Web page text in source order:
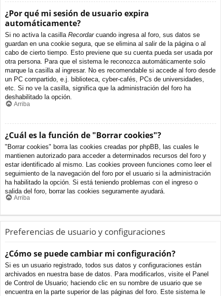
¿Por qué mi sesión de usuario expira
automáticamente?
Si no activa la casilla Recordarcuando ingresa al foro, sus datos se
guardan en una cookie segura, que se elimina al salir de la página o al
cabo de cierto tiempo. Esto previene que su cuenta pueda ser usada por
otra persona. Para que el sistema le reconozca automáticamente solo
marque la casilla al ingresar. No es recomendable si accede al foro desde
un PC compartido, e.j. biblioteca, cyber-cafés, PCs de universidades,
etc. Si no ve la casilla, significa que la administración del foro ha
deshabilitado la opción.
Arriba
¿Cuál es la función de "Borrar cookies"?
"Borrar cookies" borra las cookies creadas por phpBB, las cuales le
mantienen autorizado para acceder a determinados recursos del foro y
estar identificado al mismo. Las cookies proveen funciones como leer el
seguimiento de la navegación del foro por el usuario si la administración
ha habilitado la opción. Si está teniendo problemas con el ingreso o
salida del foro, borrar las cookies seguramente ayudará.
Arriba
Preferencias de usuario y configuraciones
¿Cómo se puede cambiar mi configuración?
Si es un usuario registrado, todos sus datos y configuraciones están
archivados en nuestra base de datos. Para modificarlos, visite el Panel
de Control de Usuario; haciendo clic en su nombre de usuario que se
encuentra en la parte superior de las páginas del foro. Este sistema le